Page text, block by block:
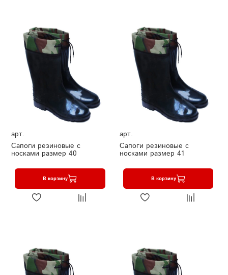
арт.
Сапоги резиновые с
носками размер 40
В корзину
арт.
Сапоги резиновые с
носками размер 41
В корзину